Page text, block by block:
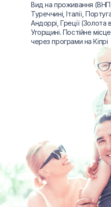
Вид на проживання
Туреччині, Італії,
Андоррі, Греції (Золота
Угорщині. Постійне
через програми на Кіпрі